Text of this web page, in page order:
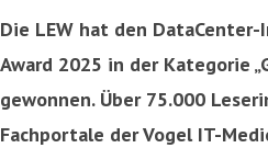
Die LEW hat den DataCenter-
Award 2025 in der Kategorie
gewonnen. Über 75.000
Fachportale der Vogel IT-